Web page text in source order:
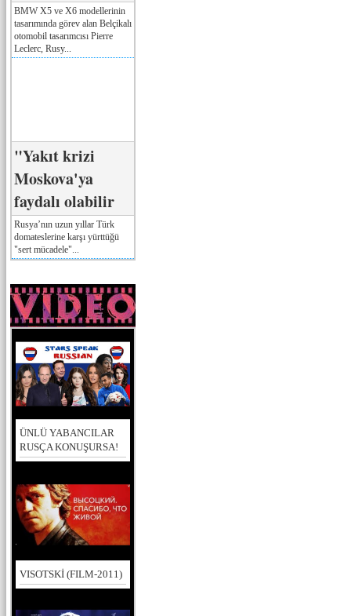
BMW X5 ve X6 modellerinin
tasarımında görev alan Belçikalı
otomobil tasarımcısı Pierre
Leclerc, Rusy...
"Yakıt krizi
Moskova'ya
faydalı olabilir
Rusya’nın uzun yıllar Türk
domateslerine karşı yürttüğü
"sert mücadele"...
ÜNLÜ YABANCILAR
RUSÇA KONUŞURSA!
VISOTSKİ (FILM-2011)